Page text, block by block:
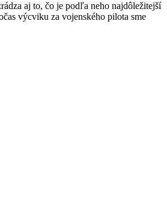
aj to, čo je podľa neho najdôležitejší
výcviku za vojenského pilota sme